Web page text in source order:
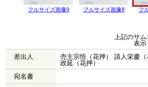
フルサイズ画像9 フルサイズ画像8 フ
上記のサ
表示
差出人
売主宗悟（花押） 請人栄慶
政延（花押）
宛名書